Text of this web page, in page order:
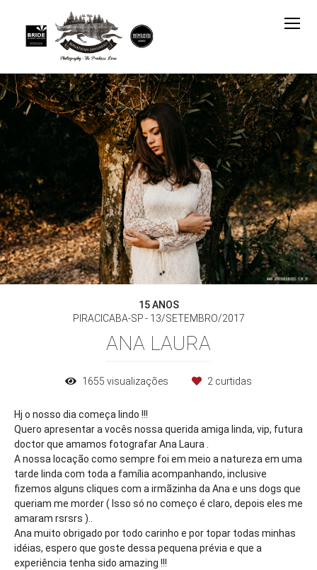
15 ANOS
PIRACICABA-SP
13/SETEMBRO/2017
ANA LAURA
1655 visualizações 2 curtidas
Hj o nosso dia começa lindo !!!
Quero apresentar a vocês nossa querida amiga linda, vip, futura
doctor que amamos fotografar Ana Laura .
A nossa locação como sempre foi em meio a natureza em uma
tarde linda com toda a família acompanhando, inclusive
fizemos alguns cliques com a irmãzinha da Ana e uns dogs que
queriam me morder ( Isso só no começo é claro, depois eles me
amaram rsrsrs )..
Ana muito obrigado por todo carinho e por topar todas minhas
idéias, espero que goste dessa pequena prévia e que a
experiência tenha sido amazing !!!